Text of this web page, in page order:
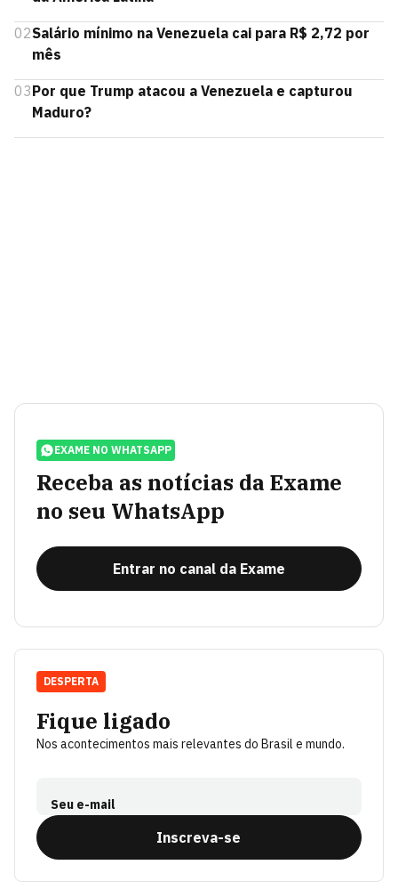
02Salário mínimo na Venezuela cai para R$ 2,72 por
mês
03Por que Trump atacou a Venezuela e capturou
Maduro?
EXAME NO WHATSAPP
Receba as notícias da Exame
no seu WhatsApp
Entrar no canal da Exame
Fique ligado
Nos acontecimentos mais relevantes do Brasil e mundo.
Seu e-mail
Inscreva-se
DESPERTA